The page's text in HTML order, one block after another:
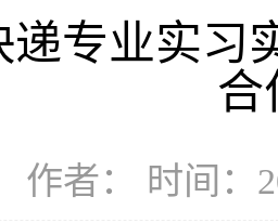
递专业实习
合
作者： 时间：